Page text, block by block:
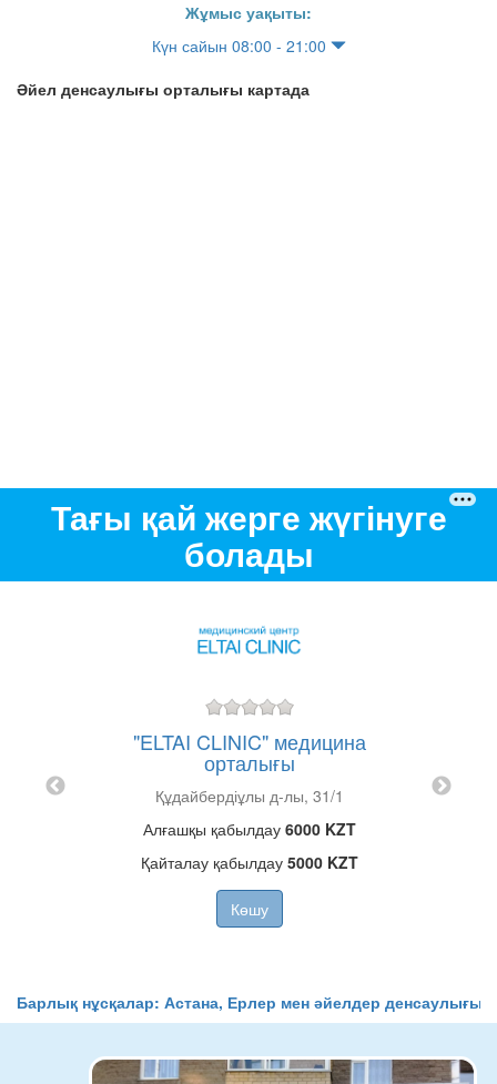
Жұмыс уақыты:
Күн сайын 08:00 - 21:00
Әйел денсаулығы орталығы картада
Тағы қай жерге жүгінуге
болады
"ELTAI CLINIC" медицина
орталығы
Құдайбердіұлы д-лы, 31/1
Алғашқы қабылдау 6000 KZT
Қайталау қабылдау 5000 KZT
Көшу
Барлық нұсқалар: Астана, Ерлер мен әйелдер денсаулығы